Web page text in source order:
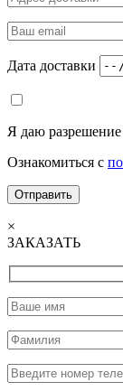
Дата доставки
Я даю
Ознакомиться с
×
ЗАКАЗАТЬ